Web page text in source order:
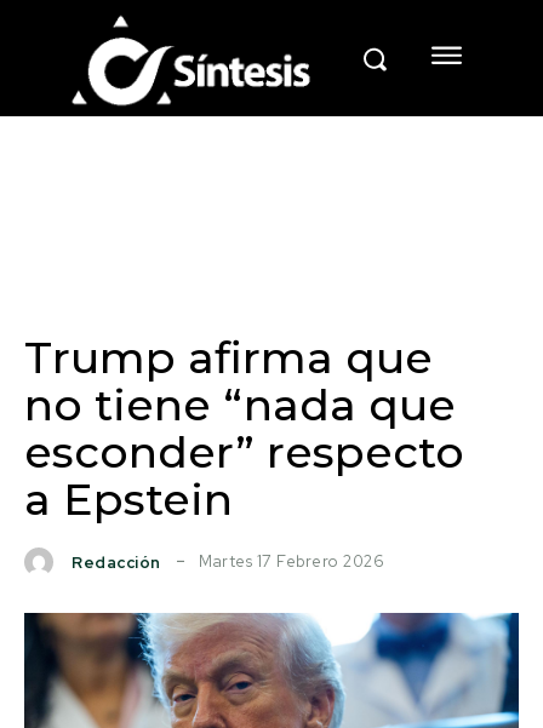
Trump afirma que
no tiene “nada que
esconder” respecto
a Epstein
Redacción Martes 17 Febrero 2026